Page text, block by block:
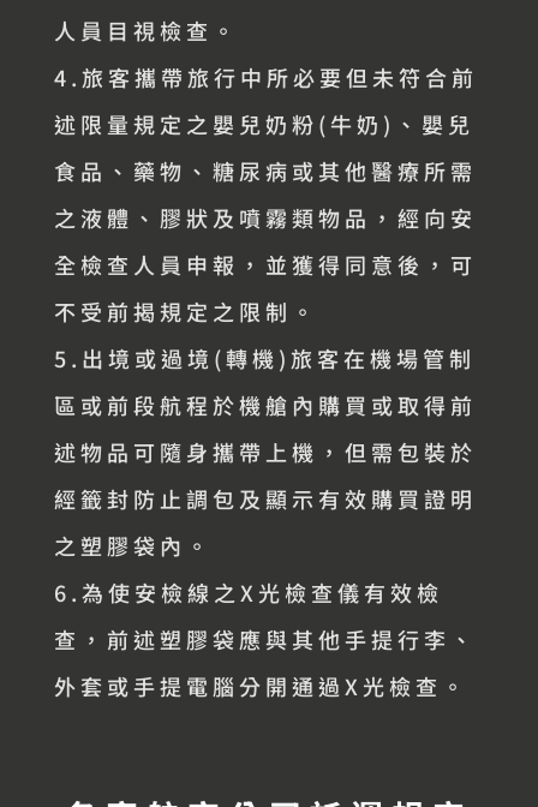
人員目視檢查。
4.旅客攜帶旅行中所必要但未符合前
述限量規定之嬰兒奶粉(牛奶)、嬰兒
食品、藥物、糖尿病或其他醫療所需
之液體、膠狀及噴霧類物品，經向安
全檢查人員申報，並獲得同意後，可
不受前揭規定之限制。
5.出境或過境(轉機)旅客在機場管制
區或前段航程於機艙內購買或取得前
述物品可隨身攜帶上機，但需包裝於
經籤封防止調包及顯示有效購買證明
之塑膠袋內。
6.為使安檢線之X光檢查儀有效檢
查，前述塑膠袋應與其他手提行李、
外套或手提電腦分開通過X光檢查。